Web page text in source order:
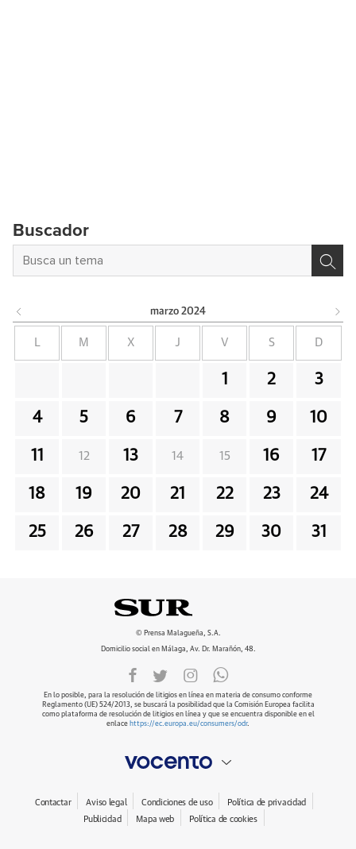
Buscador
marzo 2024
L M X J V S D
1 2 3
4 5 6 7 8 9 10
11 12 13 14 15 16 17
18 19 20 21 22 23 24
25 26 27 28 29 30 31
© Prensa Malagueña, S.A.
Domicilio social en Málaga, Av. Dr. Marañón, 48.
En lo posible, para la resolución de litigios en línea en materia de consumo conforme
Reglamento (UE) 524/2013, se buscará la posibilidad que la Comisión Europea facilita
como plataforma de resolución de litigios en línea y que se encuentra disponible en el
enlace https://ec.europa.eu/consumers/odr.
Contactar Aviso legal Condiciones de uso
Política de privacidad
Publicidad
Mapa web Política de cookies